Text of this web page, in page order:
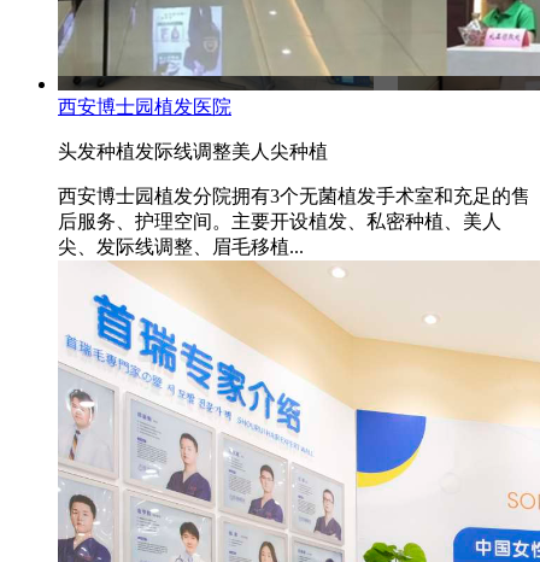
西安博士园植发医院
头发种植发际线调整美人尖种植
西安博士园植发分院拥有3个无菌植发手术室和充足的售
后服务、护理空间。主要开设植发、私密种植、美人
尖、发际线调整、眉毛移植...